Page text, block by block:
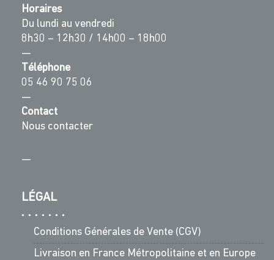
Horaires
Du lundi au vendredi
8h30 – 12h30 / 14h00 – 18h00
—
Téléphone
05 46 90 75 06
—
Contact
Nous contacter
—
LÉGAL
Conditions Générales de Vente (CGV)
Livraison en France Métropolitaine et en Europe